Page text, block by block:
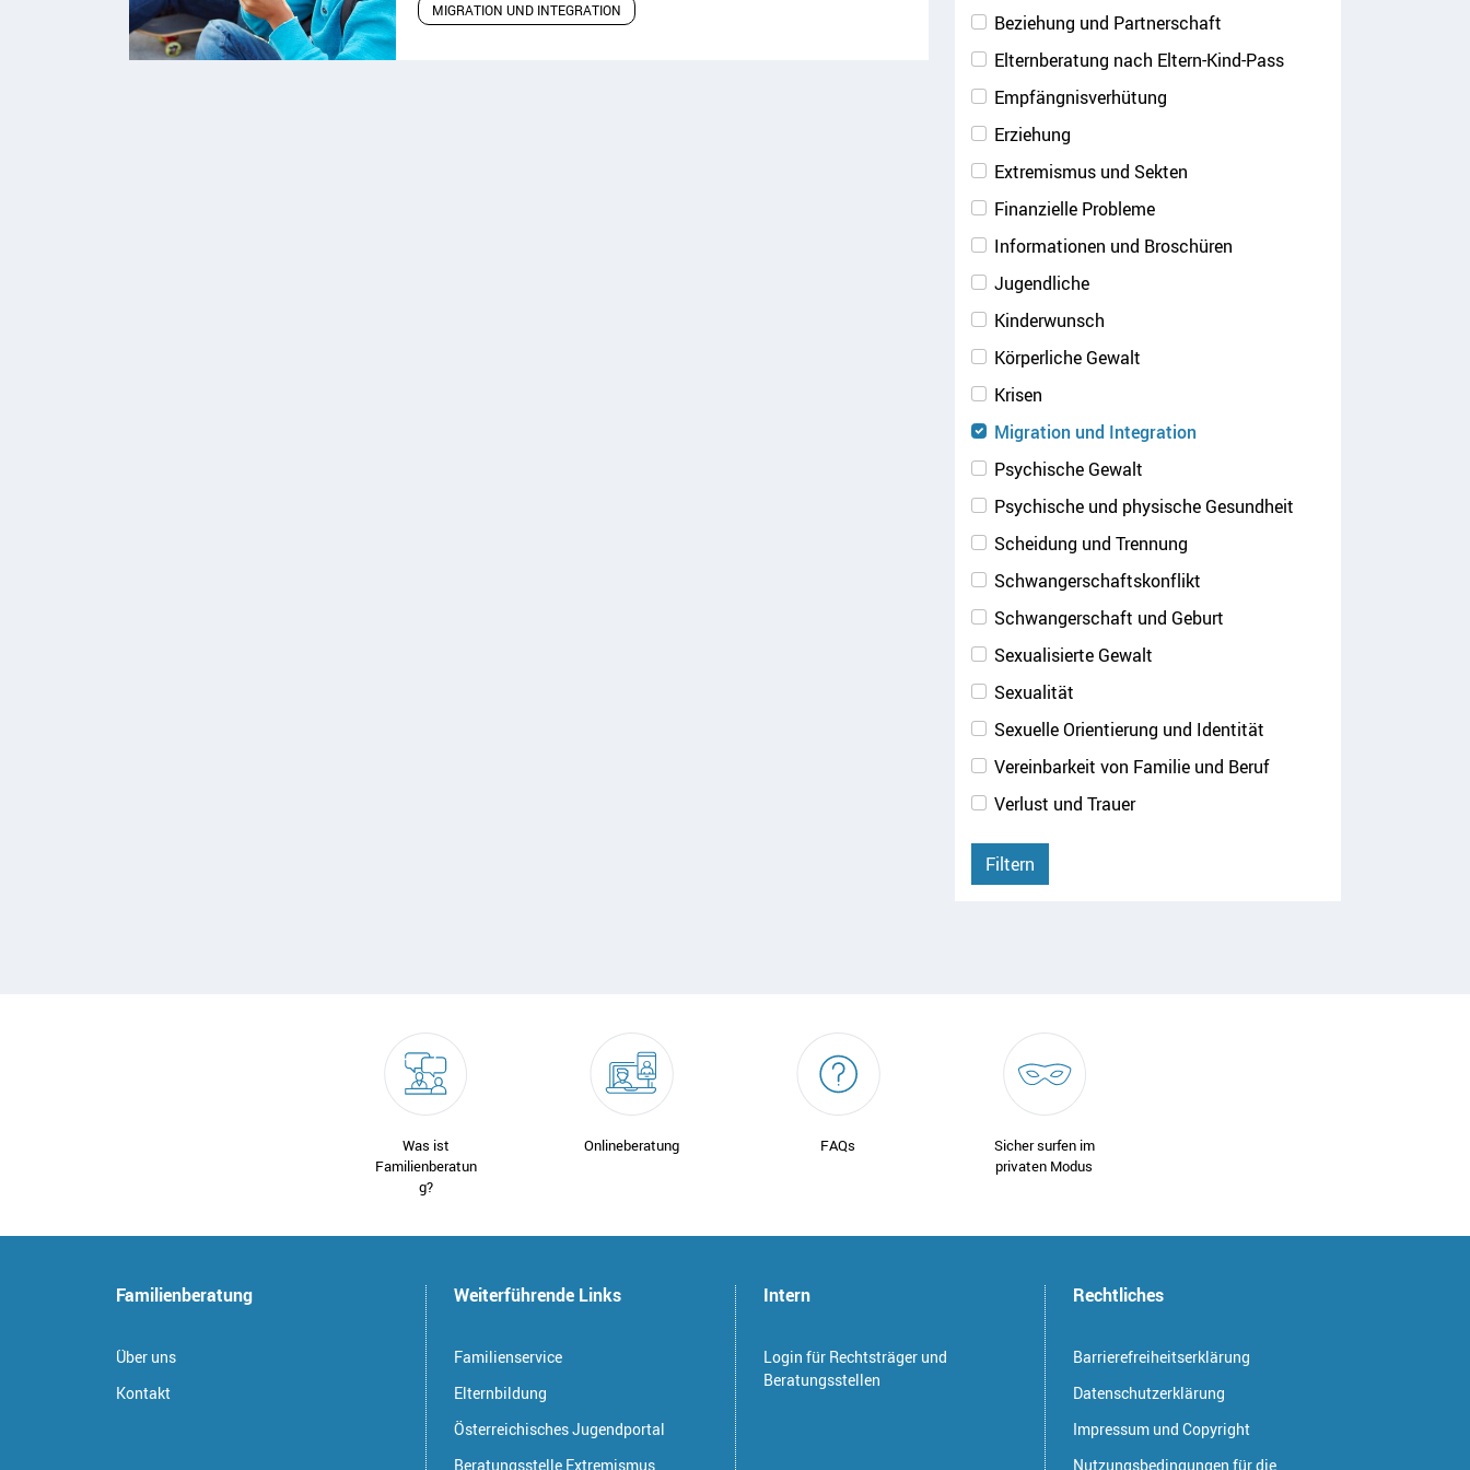
MIGRATION UND INTEGRATION
Beziehung und Partnerschaft
Elternberatung nach Eltern-Kind-Pass
Empfängnisverhütung
Erziehung
Extremismus und Sekten
Finanzielle Probleme
Informationen und Broschüren
Jugendliche
Kinderwunsch
Körperliche Gewalt
Krisen
Migration und Integration
Psychische Gewalt
Psychische und physische Gesundheit
Scheidung und Trennung
Schwangerschaftskonflikt
Schwangerschaft und Geburt
Sexualisierte Gewalt
Sexualität
Sexuelle Orientierung und Identität
Vereinbarkeit von Familie und Beruf
Verlust und Trauer
Filtern
Was ist
Familienberatun
g?
Onlineberatung FAQs
Sicher surfen im
privaten Modus
Familienberatung
Über uns
Kontakt
Weiterführende Links
Familienservice
Elternbildung
Österreichisches Jugendportal
Beratungsstelle Extremismus
Intern
Login für Rechtsträger und
Beratungsstellen
Rechtliches
Barrierefreiheitserklärung
Datenschutzerklärung
Impressum und Copyright
Nutzungsbedingungen für die